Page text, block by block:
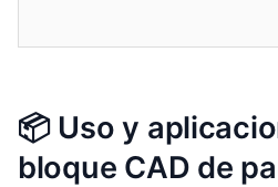
📦 Uso y
bloque CAD de